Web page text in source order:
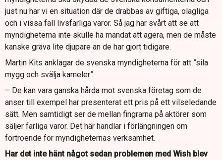
just nu har vi en situation där de drabbas av giftiga, olagliga
och i vissa fall livsfarliga varor. Så jag har svårt att se att
myndigheterna inte skulle ha mandat att agera, men de måste
kanske gräva lite djupare än de har gjort tidigare.
Martin Kits anklagar de svenska myndigheterna för att ”sila
mygg och svälja kameler”.
– De kan vara ganska hårda mot svenska företag som de
anser till exempel har presenterat ett pris på ett vilseledande
sätt. Men samtidigt ser de mellan fingrarna på aktörer som
säljer farliga varor. Det här handlar i förlängningen om
förtroende för myndigheternas verksamhet.
Har det inte hänt något sedan problemen med Wish blev